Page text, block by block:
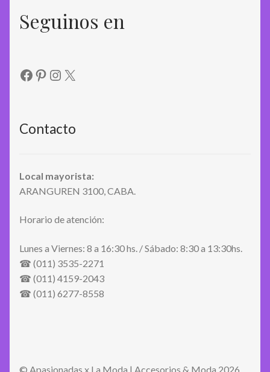
Seguinos en
Facebook
Pinterest
Instagram
X
Contacto
Local mayorista:
ARANGUREN 3100, CABA.
Horario de atención:
Lunes a Viernes: 8 a 16:30 hs. / Sábado: 8:30 a 13:30hs.
☎ (011) 3535-2271
☎ (011) 4159-2043
☎ (011) 6277-8558
© Apasionadas x La Moda | Accesorios & Moda 2026